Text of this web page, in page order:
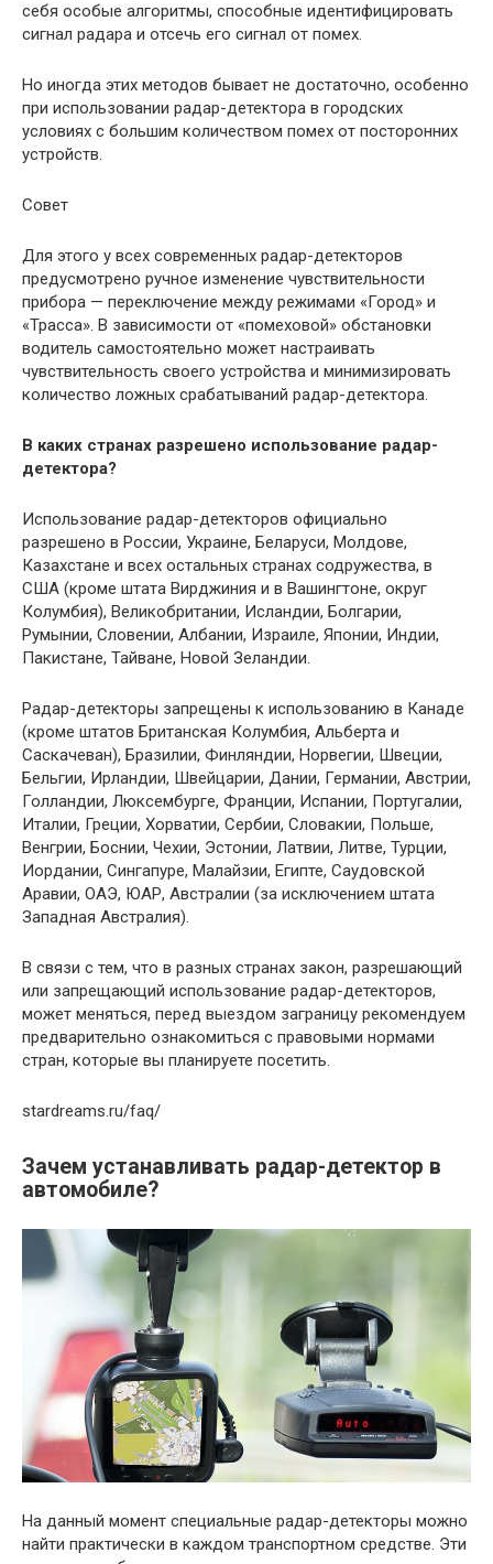
себя особые алгоритмы, способные идентифицировать
сигнал радара и отсечь его сигнал от помех.
Но иногда этих методов бывает не достаточно, особенно
при использовании радар-детектора в городских
условиях с большим количеством помех от посторонних
устройств.
Совет
Для этого у всех современных радар-детекторов
предусмотрено ручное изменение чувствительности
прибора — переключение между режимами «Город» и
«Трасса». В зависимости от «помеховой» обстановки
водитель самостоятельно может настраивать
чувствительность своего устройства и минимизировать
количество ложных срабатываний радар-детектора.
В каких странах разрешено использование радар-
детектора?
Использование радар-детекторов официально
разрешено в России, Украине, Беларуси, Молдове,
Казахстане и всех остальных странах содружества, в
США (кроме штата Вирджиния и в Вашингтоне, округ
Колумбия), Великобритании, Исландии, Болгарии,
Румынии, Словении, Албании, Израиле, Японии, Индии,
Пакистане, Тайване, Новой Зеландии.
Радар-детекторы запрещены к использованию в Канаде
(кроме штатов Британская Колумбия, Альберта и
Саскачеван), Бразилии, Финляндии, Норвегии, Швеции,
Бельгии, Ирландии, Швейцарии, Дании, Германии, Австрии,
Голландии, Люксембурге, Франции, Испании, Португалии,
Италии, Греции, Хорватии, Сербии, Словакии, Польше,
Венгрии, Боснии, Чехии, Эстонии, Латвии, Литве, Турции,
Иордании, Сингапуре, Малайзии, Египте, Саудовской
Аравии, ОАЭ, ЮАР, Австралии (за исключением штата
Западная Австралия).
В связи с тем, что в разных странах закон, разрешающий
или запрещающий использование радар-детекторов,
может меняться, перед выездом заграницу рекомендуем
предварительно ознакомиться с правовыми нормами
стран, которые вы планируете посетить.
stardreams.ru/faq/
Зачем устанавливать радар-детектор в
автомобиле?
На данный момент специальные радар-детекторы можно
найти практически в каждом транспортном средстве. Эти